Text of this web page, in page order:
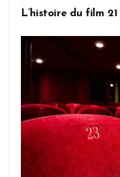
L’histoire du film